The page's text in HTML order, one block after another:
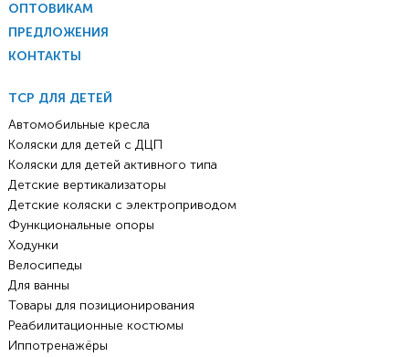
ОПТОВИКАМ
ПРЕДЛОЖЕНИЯ
КОНТАКТЫ
ТСР ДЛЯ ДЕТЕЙ
Автомобильные кресла
Коляски для детей с ДЦП
Коляски для детей активного типа
Детские вертикализаторы
Детские коляски с электроприводом
Функциональные опоры
Ходунки
Велосипеды
Для ванны
Товары для позиционирования
Реабилитационные костюмы
Иппотренажёры